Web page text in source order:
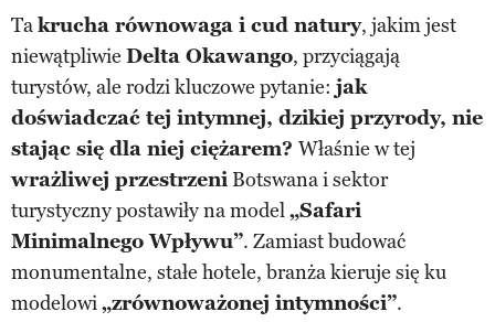
Takrucha równowaga i cud natury, jakim jest
niewątpliwie Delta Okawango, przyciągają
turystów, ale rodzi kluczowe pytanie: jak
doświadczać tej intymnej, dzikiej przyrody, nie
stając się dla niej ciężarem? Właśnie w tej
wrażliwej przestrzeniBotswana i sektor
turystyczny postawiły na model„Safari
Minimalnego Wpływu”. Zamiast budować
monumentalne, stałe hotele, branża kieruje się ku
modelowi„zrównoważonej intymności”.